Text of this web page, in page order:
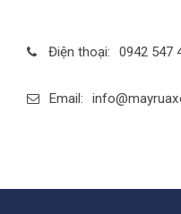
Điện thoại: 0942 547
Email: